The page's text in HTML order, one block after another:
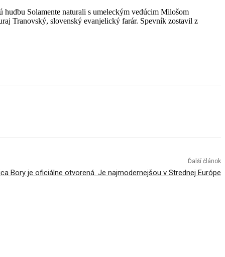
hudbu Solamente naturali s umeleckým vedúcim Milošom
Tranovský, slovenský evanjelický farár. Spevník zostavil z
Ďalší článok
Bory je oficiálne otvorená. Je najmodernejšou v Strednej Európe